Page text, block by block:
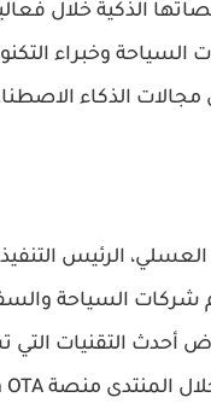
الذكية خلال
وخبراء
الذكاء
الرئيس
شركات السياحة
أحدث التقنيات